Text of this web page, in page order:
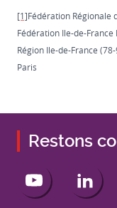
[1]Fédération Régionale
Fédération Ile-de-France
Région Ile-de-France
Paris
Restons
YouTube